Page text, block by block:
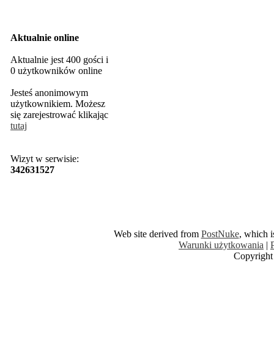
Aktualnie online
Aktualnie jest 400 gości i
0 użytkowników online
Jesteś anonimowym
użytkownikiem. Możesz
się zarejestrować klikając
tutaj
Wizyt w serwisie:
342631527
Web site derived from PostNuke, which
Warunki użytkowania |